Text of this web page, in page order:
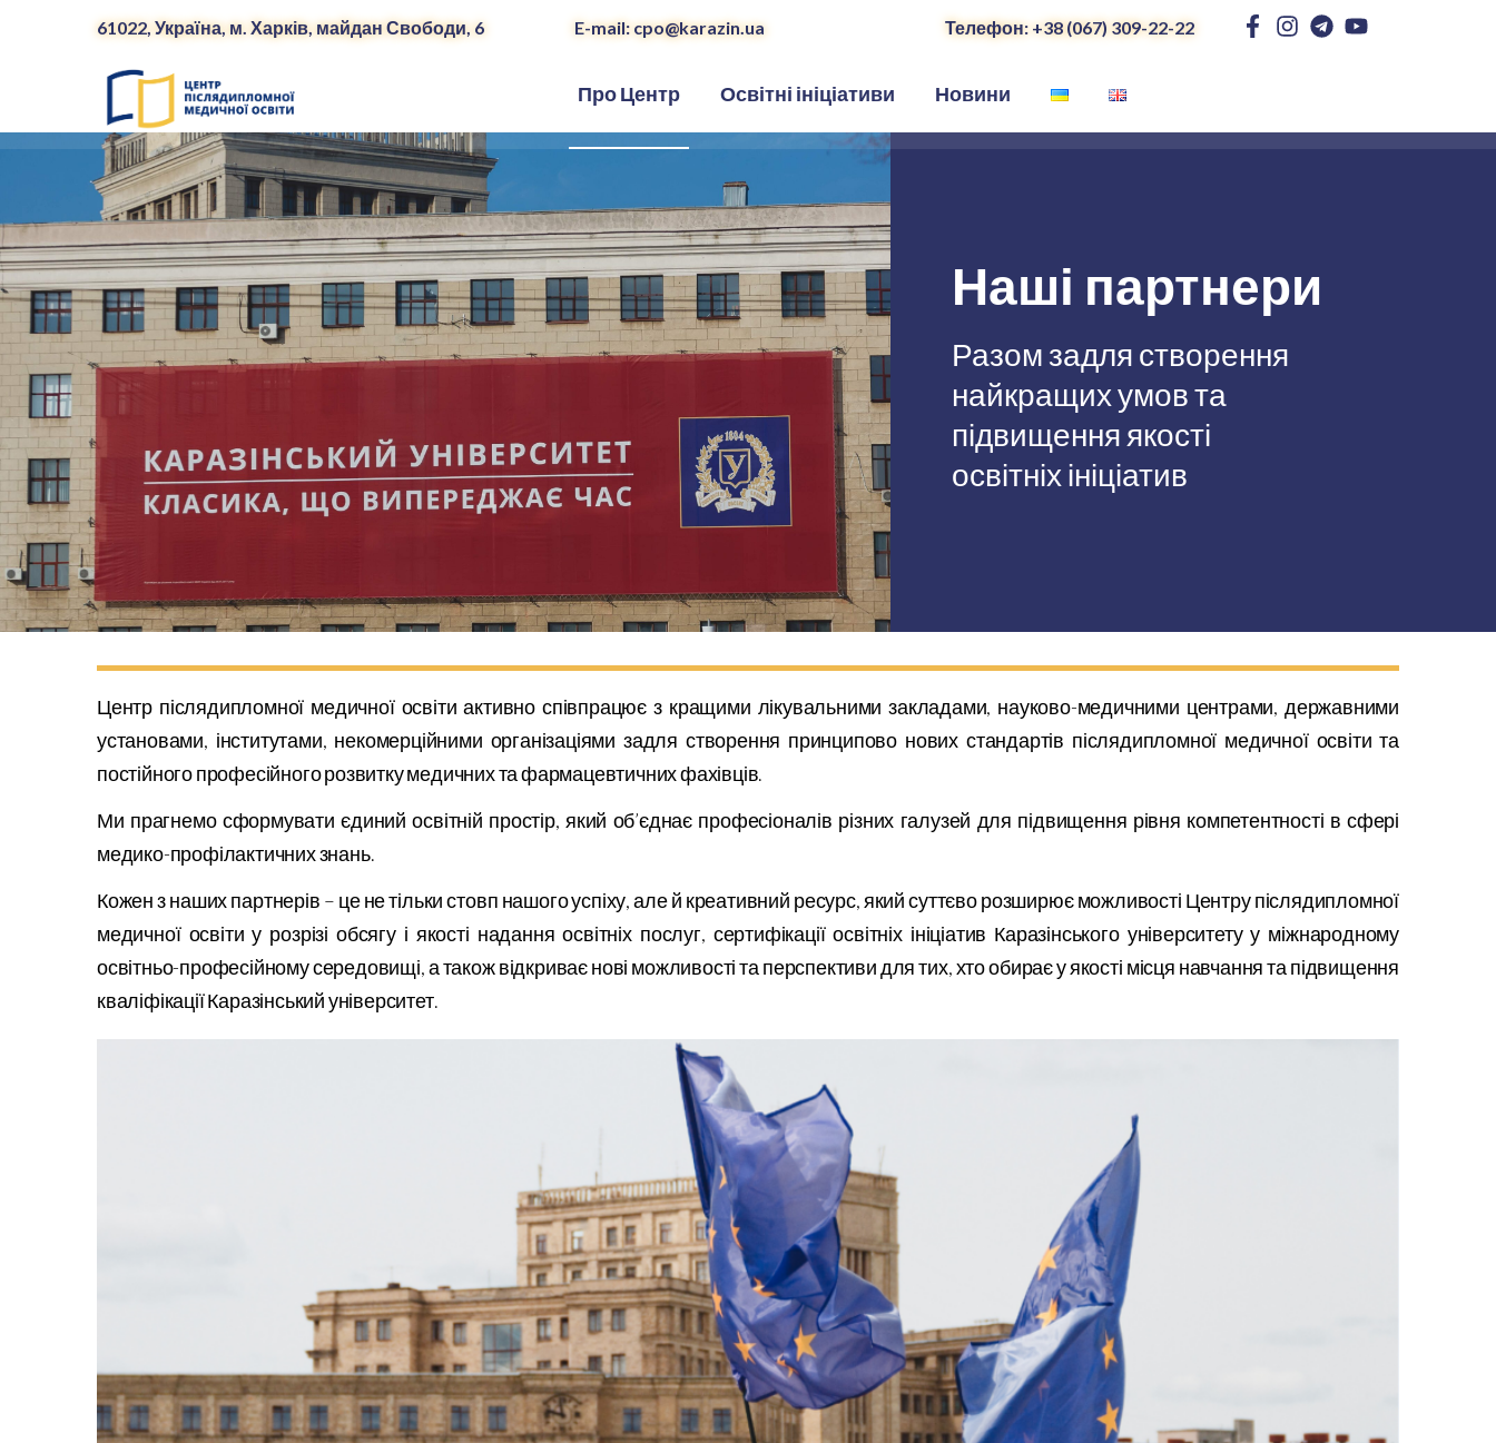
61022, Україна, м. Харків, майдан Свободи, 6 E-mail: cpo@karazin.ua Телефон: +38 (067) 309-22-22
Про Центр Освітні ініціативи Новини
Наші партнери
Разом задля створення
найкращих умов та
підвищення якості
освітніх ініціатив
Центр післядипломної медичної освіти активно співпрацює з кращими лікувальними закладами, науково-медичними центрами, державними
установами, інститутами, некомерційними організаціями задля створення принципово нових стандартів післядипломної медичної освіти та
постійного професійного розвитку медичних та фармацевтичних фахівців.
Ми прагнемо сформувати єдиний освітній простір, який об’єднає професіоналів різних галузей для підвищення рівня компетентності в сфері
медико-профілактичних знань.
Кожен з наших партнерів – це не тільки стовп нашого успіху, але й креативний ресурс, який суттєво розширює можливості Центру післядипломної
медичної освіти у розрізі обсягу і якості надання освітніх послуг, сертифікації освітніх ініціатив Каразінського університету у міжнародному
освітньо-професійному середовищі, а також відкриває нові можливості та перспективи для тих, хто обирає у якості місця навчання та підвищення
кваліфікації Каразінський університет.